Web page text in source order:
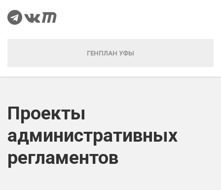
ГЕНПЛАН УФЫ
Проекты
административных
регламентов